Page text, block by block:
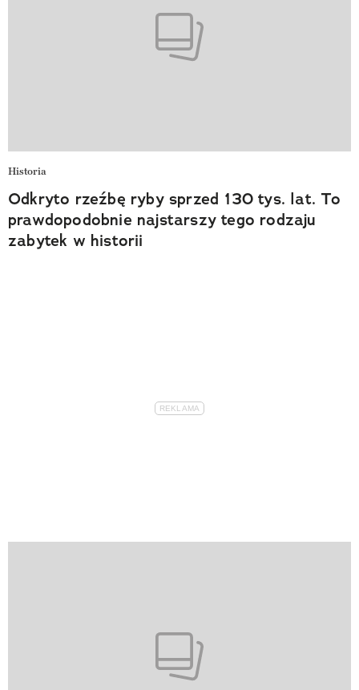
Historia
Odkryto rzeźbę ryby sprzed 130 tys. lat. To
prawdopodobnie najstarszy tego rodzaju
zabytek w historii